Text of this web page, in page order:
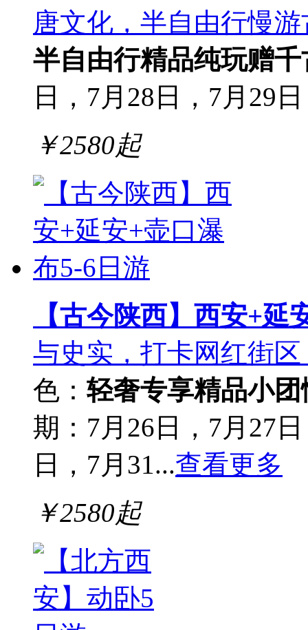
唐文化，半自由行慢
半自由行精品纯玩赠千
日，7月28日，7月29
￥2580起
【古今陕西】西安+延
与史实，打卡网红街
色： 轻奢专享精品小团
期：7月26日，7月27
日，7月31...查看更多
￥2580起